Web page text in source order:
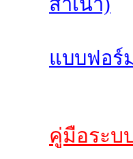
แบบฟอร์
คู่มือระบ